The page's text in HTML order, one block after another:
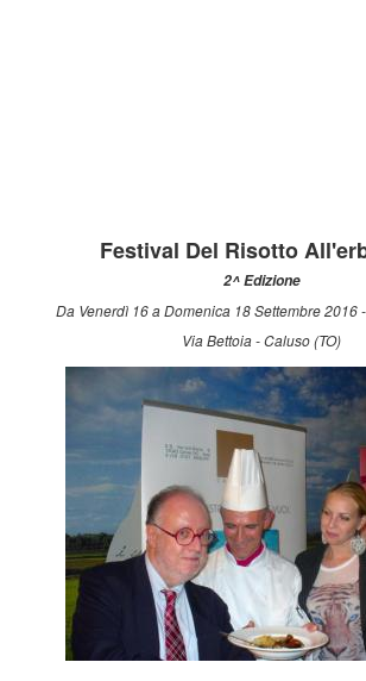
Festival Del Risotto
2^ Edizione
Da Venerdì 16 a Domenica 18 Settembre 2016
Via Bettoia - Caluso (TO)